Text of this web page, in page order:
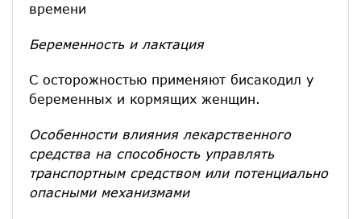
времени
Беременность и лактация
С осторожностью применяют бисакодил у
беременных и кормящих женщин.
Особенности влияния лекарственного
средства на способность управлять
транспортным средством или потенциально
опасными механизмами